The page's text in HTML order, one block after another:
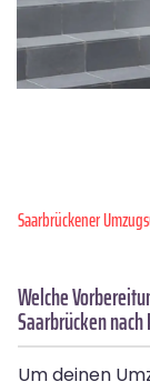
Saarbrückener
Welche
Saarbrücken
Um deinen